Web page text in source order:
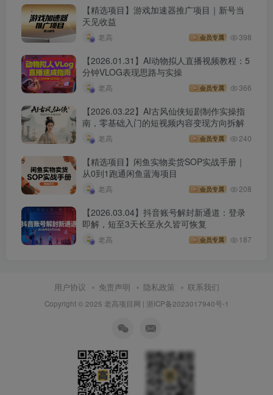
【精选项目】游戏加速器推广项目｜新号当
天见收益
老高 会员专属 398
【2026.01.31】AI动物拟人直播视频教程：5
分钟VLOG表现思路与实操
老高 会员专属 366
【2026.03.22】AI古风仙侠短剧制作实操指
南，零基础入门的短视频内容变现方向拆解
老高 会员专属 240
【精选项目】闲鱼实物卖货SOP实战手册｜
从0到1跑通闲鱼蓝海项目
老高 会员专属 208
【2026.03.04】抖音账号解封新通道：登录
即解，短至3天长至永久皆可恢复
老高 会员专属 187
用户协议 免责声明 隐私政策 联系我们
Copyright © 2025 老高项目网 | 浙ICP备2023017940号-1